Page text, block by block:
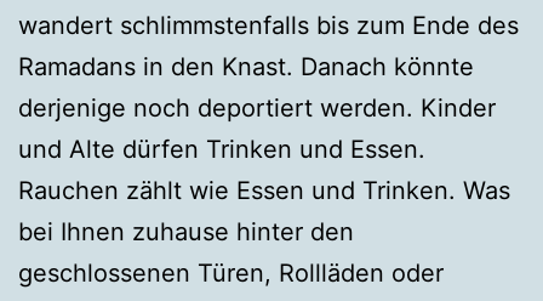
wandert schlimmstenfalls bis zum Ende des
Ramadans in den Knast. Danach könnte
derjenige noch deportiert werden. Kinder
und Alte dürfen Trinken und Essen.
Rauchen zählt wie Essen und Trinken. Was
bei Ihnen zuhause hinter den
geschlossenen Türen, Rollläden oder